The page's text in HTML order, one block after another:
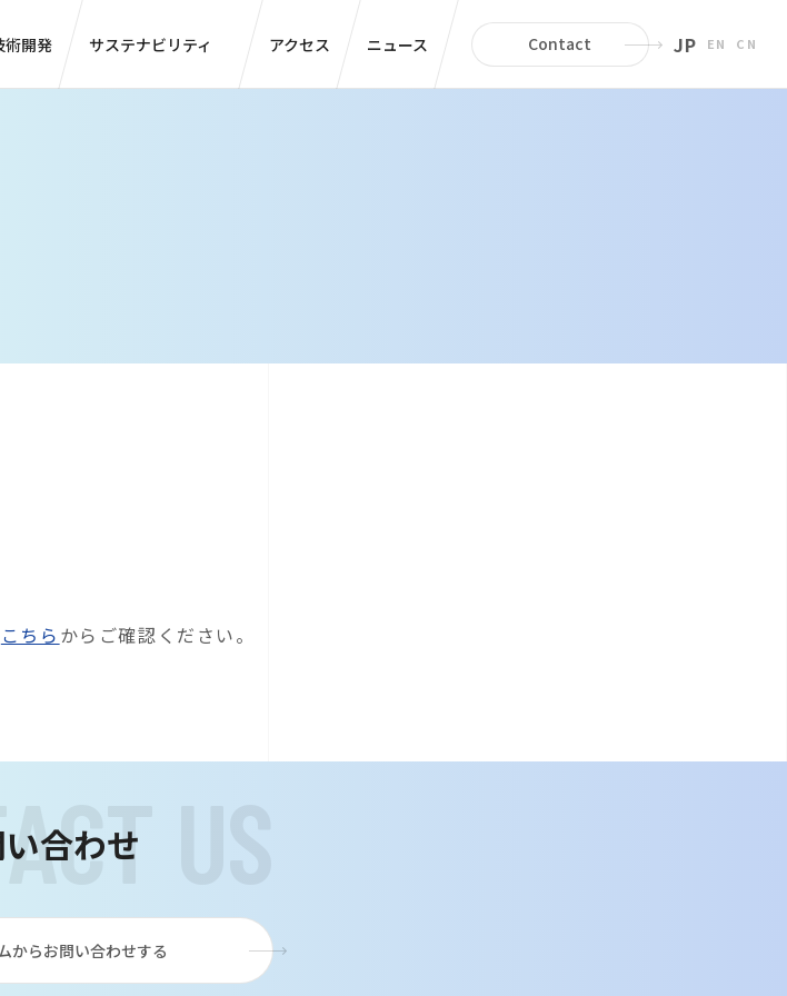
術開発 サステナビリティ アクセス ニュース Contact JP EN CN
こちら からご確認ください。
合わせ
ACT
からお問い合わせする